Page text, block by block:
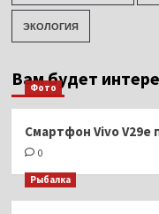
ЭКОЛОГИЯ
Вам будет
Фото
Смартфон Vivo V29e
0
Рыбалка